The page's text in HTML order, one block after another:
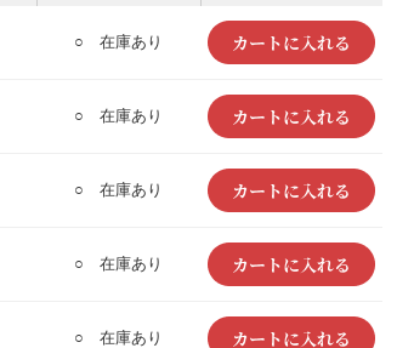
○ 在庫あり
○ 在庫あり
○ 在庫あり
○ 在庫あり
○ 在庫あり